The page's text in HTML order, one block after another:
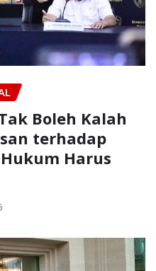
Boleh Kalah
terhadap
Harus